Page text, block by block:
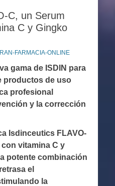
C, un Serum
C y Gingko
FARMACIA-ONLINE
gama de ISDIN para
productos de uso
profesional
y la corrección
Isdinceutics FLAVO-
vitamina C y
potente combinación
el
la